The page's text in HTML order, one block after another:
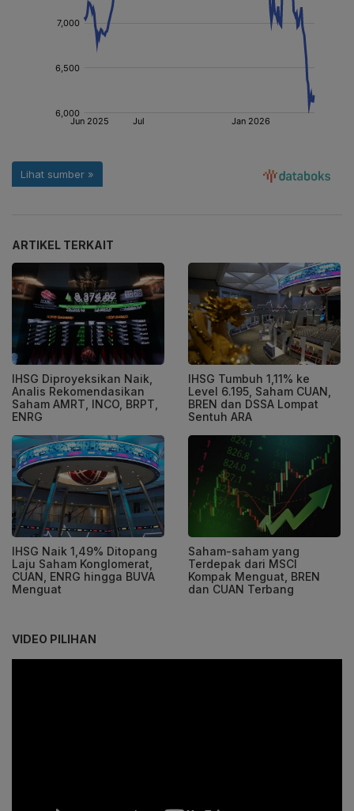
ARTIKEL TERKAIT
IHSG Diproyeksikan Naik,
Analis Rekomendasikan
Saham AMRT, INCO, BRPT,
ENRG
IHSG Tumbuh 1,11% ke
Level 6.195, Saham CUAN,
BREN dan DSSA Lompat
Sentuh ARA
IHSG Naik 1,49% Ditopang
Laju Saham Konglomerat,
CUAN, ENRG hingga BUVA
Menguat
Saham-saham yang
Terdepak dari MSCI
Kompak Menguat, BREN
dan CUAN Terbang
VIDEO PILIHAN